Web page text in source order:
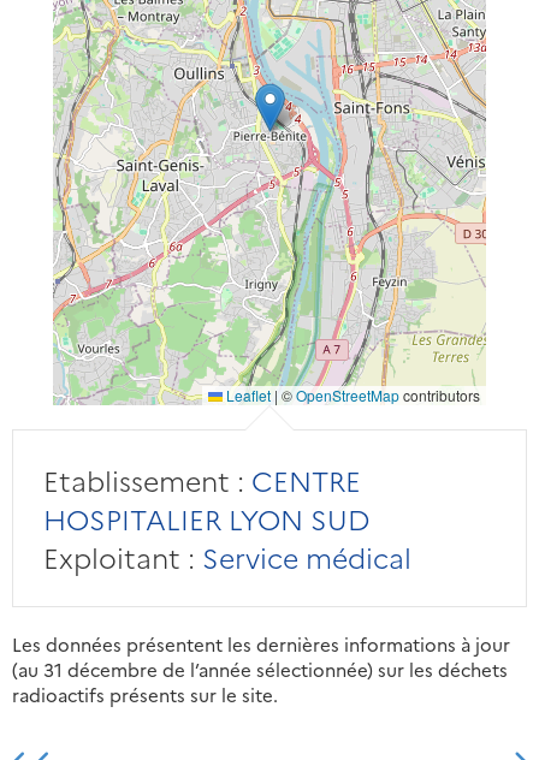
Leaflet | ©OpenStreetMapcontributors
Etablissement : CENTRE
HOSPITALIER LYON SUD
Exploitant : Service médical
Les données présentent les dernières informations à jour
(au 31 décembre de l’année sélectionnée) sur les déchets
radioactifs présents sur le site.